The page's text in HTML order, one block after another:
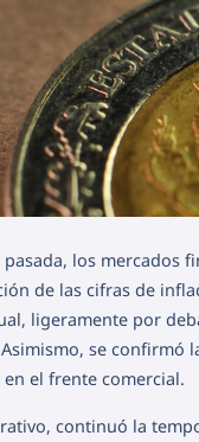
pasada, los mercados
de las cifras de
ligeramente por
se confirmó
el frente comercial.
continuó la